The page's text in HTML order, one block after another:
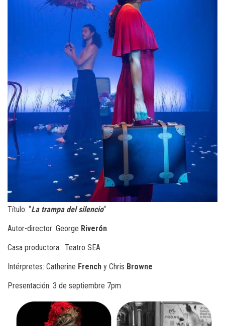
Título: “La trampa del silencio“
Autor-director: George Riverón
Casa productora : Teatro SEA
Intérpretes: Catherine French y Chris Browne
Presentación: 3 de septiembre 7pm